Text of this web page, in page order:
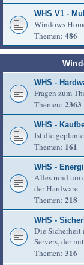
WHS V1 -
Windows
Themen: 486
WHS -
Fragen zum
Themen: 2363
WHS -
Ist die
Themen: 161
WHS -
Alles rund um
der Hardware
Themen: 218
WHS -
Die Sicherheit
Servers, der
Themen: 316